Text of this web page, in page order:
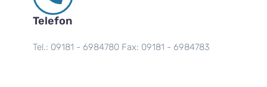
Telefon
Tel.: 09181 - 6984780 Fax: 09181 - 6984783